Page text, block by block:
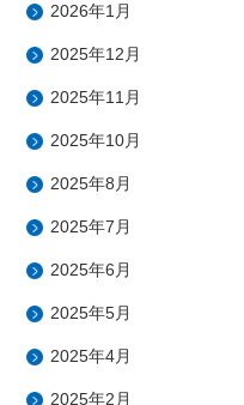
2026年1月
2025年12月
2025年11月
2025年10月
2025年8月
2025年7月
2025年6月
2025年5月
2025年4月
2025年2月